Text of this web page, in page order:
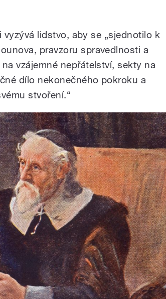
vyzývá lidstvo, aby se „sjednotilo k
pravzoru spravedlnosti a
vzájemné nepřátelství, sekty na
dílo nekonečného pokroku a
stvoření.“